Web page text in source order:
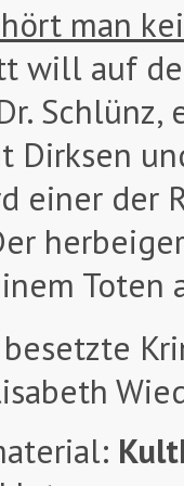
man
will auf
Dirksen
einer der